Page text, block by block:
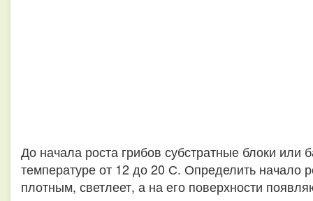
До начала роста грибов субстратные блоки
температуре от 12 до 20 С. Определить начало
плотным, светлеет, а на его поверхности